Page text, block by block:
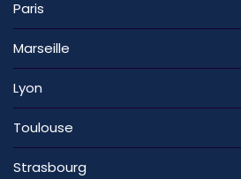
Paris
Marseille
Lyon
Toulouse
Strasbourg